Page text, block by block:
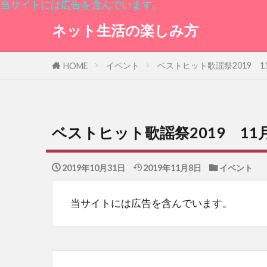
当サイトには広告を含んでいます。
ネット生活の楽しみ方
HOME イベント ベストヒット歌謡祭2019
ベストヒット歌謡祭2019 11
2019年10月31日 2019年11月8日 イベント
当サイトには広告を含んでいます。